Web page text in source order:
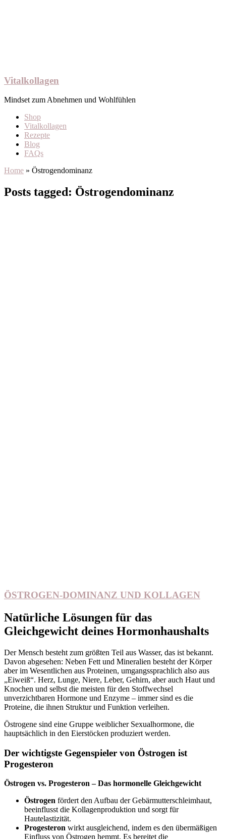
Vitalkollagen
Mindset zum Abnehmen und Wohlfühlen
Shop
Vitalkollagen
Rezepte
Blog
FAQs
Home » Östrogendominanz
Posts tagged: Östrogendominanz
ÖSTROGEN-DOMINANZ UND KOLLAGEN
Natürliche Lösungen für das
Gleichgewicht deines Hormonhaushalts
Der Mensch besteht zum größten Teil aus Wasser, das ist bekannt.
Davon abgesehen: Neben Fett und Mineralien besteht der Körper
aber im Wesentlichen aus Proteinen, umgangssprachlich also aus
„Eiweiß“. Herz, Lunge, Niere, Leber, Gehirn, aber auch Haut und
Knochen und selbst die meisten für den Stoffwechsel
unverzichtbaren Hormone und Enzyme – immer sind es die
Proteine, die ihnen Struktur und Funktion verleihen.
Östrogene sind eine Gruppe weiblicher Sexualhormone, die
hauptsächlich in den Eierstöcken produziert werden.
Der wichtigste Gegenspieler von Östrogen ist
Progesteron
Östrogen vs. Progesteron – Das hormonelle Gleichgewicht
Östrogen fördert den Aufbau der Gebärmutterschleimhaut,
beeinflusst die Kollagenproduktion und sorgt für
Hautelastizität.
Progesteron wirkt ausgleichend, indem es den übermäßigen
Einfluss von Östrogen hemmt. Es bereitet die